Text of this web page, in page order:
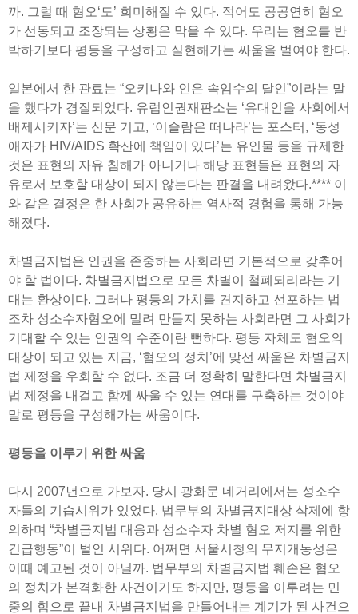
까. 그럴 때 혐오‘도’ 희미해질 수 있다. 적어도 공공연히 혐오
가 선동되고 조장되는 상황은 막을 수 있다. 우리는 혐오를 반
박하기보다 평등을 구성하고 실현해가는 싸움을 벌여야 한다.
일본에서 한 관료는 “오키나와 인은 속임수의 달인”이라는 말
을 했다가 경질되었다. 유럽인권재판소는 ‘유대인을 사회에서
배제시키자’는 신문 기고, ‘이슬람은 떠나라’는 포스터, ‘동성
애자가 HIV/AIDS 확산에 책임이 있다’는 유인물 등을 규제한
것은 표현의 자유 침해가 아니거나 해당 표현들은 표현의 자
유로서 보호할 대상이 되지 않는다는 판결을 내려왔다.**** 이
와 같은 결정은 한 사회가 공유하는 역사적 경험을 통해 가능
해졌다.
차별금지법은 인권을 존중하는 사회라면 기본적으로 갖추어
야 할 법이다. 차별금지법으로 모든 차별이 철폐되리라는 기
대는 환상이다. 그러나 평등의 가치를 견지하고 선포하는 법
조차 성소수자혐오에 밀려 만들지 못하는 사회라면 그 사회가
기대할 수 있는 인권의 수준이란 뻔하다. 평등 자체도 혐오의
대상이 되고 있는 지금, ‘혐오의 정치’에 맞선 싸움은 차별금지
법 제정을 우회할 수 없다. 조금 더 정확히 말한다면 차별금지
법 제정을 내걸고 함께 싸울 수 있는 연대를 구축하는 것이야
말로 평등을 구성해가는 싸움이다.
평등을 이루기 위한 싸움
다시 2007년으로 가보자. 당시 광화문 네거리에서는 성소수
자들의 기습시위가 있었다. 법무부의 차별금지대상 삭제에 항
의하며 “차별금지법 대응과 성소수자 차별 혐오 저지를 위한
긴급행동”이 벌인 시위다. 어쩌면 서울시청의 무지개농성은
이때 예고된 것이 아닐까. 법무부의 차별금지법 훼손은 혐오
의 정치가 본격화한 사건이기도 하지만, 평등을 이루려는 민
중의 힘으로 끝내 차별금지법을 만들어내는 계기가 된 사건으